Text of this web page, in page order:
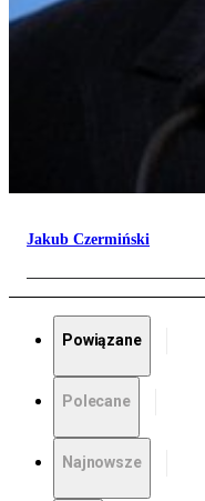
Jakub Czermiński
Powiązane
Polecane
Najnowsze